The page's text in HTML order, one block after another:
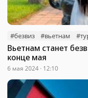
#безвиз #вьетнам
Вьетнам станет
конце мая
6 мая 2024 · 12:10